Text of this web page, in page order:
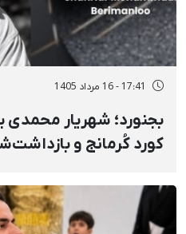
17:41 - 16 مرداد 1405
بجنورد؛ شهریار محمدی